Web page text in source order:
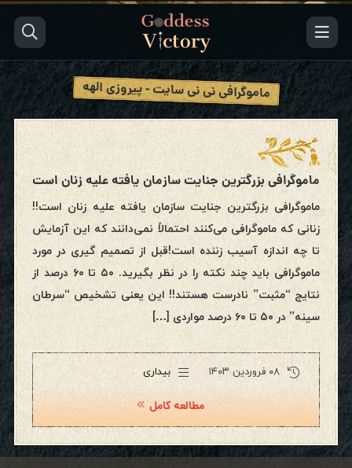
ماموگرافی نی نی سایت - پیروزی الهه
ماموگرافی بزرگترین جنایت سازمان یافته علیه زنان است
ماموگرافی بزرگترین جنایت سازمان یافته علیه زنان است!!
زنانی که ماموگرافی می‌کنند احتمالاً نمی‌دانند که این آزمایش
تا چه اندازه آسیب زننده است!قبل از تصمیم گیری در مورد
ماموگرافی باید چند نکته را در نظر بگیرید. ۵۰ تا ۶۰ درصد از
نتایج “مثبت” نادرست هستند!! این یعنی تشخیص “سرطان
سینه” در ۵۰ تا ۶۰ درصد مواردی […]
۰۸ فروردین ۱۴۰۳ بیداری
مطالعه کامل